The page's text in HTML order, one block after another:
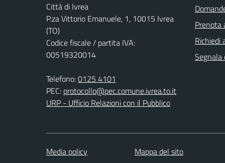
Città di Ivrea
P.za Vittorio Emanuele, 1, 10015 Ivrea
(TO)
Codice fiscale / partita IVA:
00519320014
Telefono:0125 4101
PEC: protocollo@pec.comune.ivrea.to.it
URP - Ufficio Relazioni con il Pubblico
Prenota
Richiedi
Segnala
Media policy Mappa del sito